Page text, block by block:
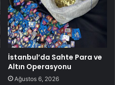
İstanbul’da Sahte Para ve
Altın Operasyonu
Ağustos 6, 2026